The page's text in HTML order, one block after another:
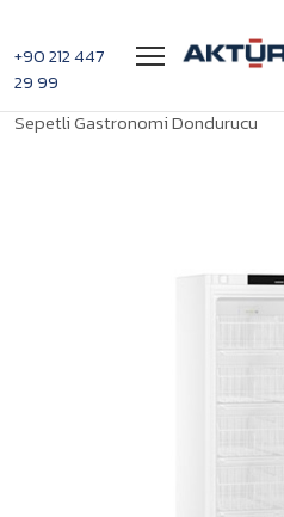
+90 212 447
29 99
Menü
Sepetli Gastronomi Dondurucu